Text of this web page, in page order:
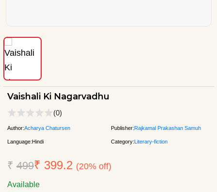
Vaishali Ki Nagarvadhu
(0)
Author:Acharya Chatursen Publisher:Rajkamal Prakashan Samuh
Language:Hindi Category:Literary-fiction
₹ 499₹ 399.2 (20% off)
Available